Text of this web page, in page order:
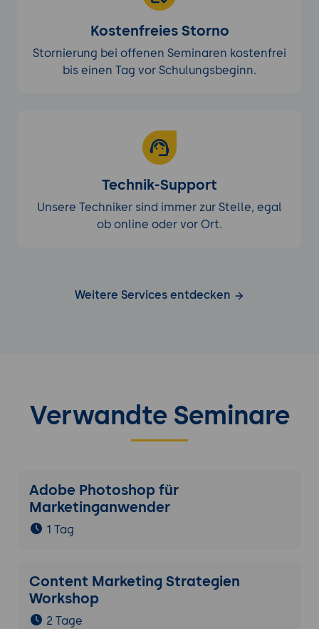
Kostenfreies Storno
Stornierung bei offenen Seminaren kostenfrei
bis einen Tag vor Schulungsbeginn.
Technik-Support
Unsere Techniker sind immer zur Stelle, egal
ob online oder vor Ort.
Weitere Services entdecken
Verwandte Seminare
Adobe Photoshop für
Marketinganwender
1 Tag
Content Marketing Strategien
Workshop
2 Tage